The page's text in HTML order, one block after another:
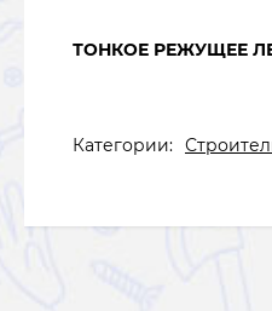
ТОНКОЕ РЕЖУЩЕЕ
Категории: